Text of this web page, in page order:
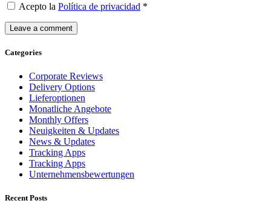
Acepto la Política de privacidad *
Categories
Corporate Reviews
Delivery Options
Lieferoptionen
Monatliche Angebote
Monthly Offers
Neuigkeiten & Updates
News & Updates
Tracking Apps
Tracking Apps
Unternehmensbewertungen
Recent Posts